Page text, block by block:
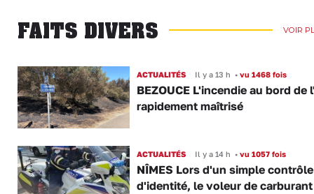
FAITS DIVERS VOIR
ACTUALITÉS Il y a 13 h •vu 1468 fois
BEZOUCE L'incendie au bord de
rapidement maîtrisé
ACTUALITÉS Il y a 14 h •vu 1057 fois
NÎMES Lors d'un simple contrôle
d'identité, le voleur de